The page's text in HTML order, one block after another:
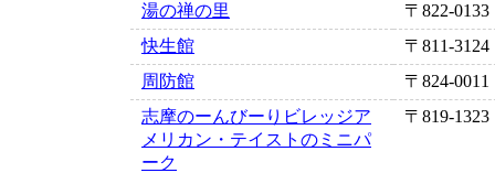
湯の禅の里
〒822-0133
快生館
〒811-3124
周防館
〒824-0011
志摩のーんびーりビレッジア
メリカン・テイストのミニパ
ーク
〒819-1323